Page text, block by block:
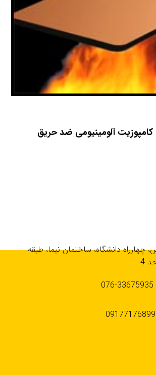
آلومینیومی ضد حریق
چهارراه دانشگاه، ساختمان نیما، طبقه
4